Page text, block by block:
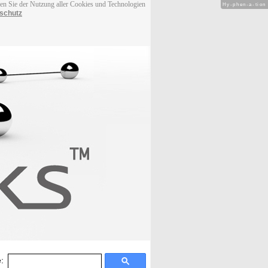
Sie der Nutzung aller Cookies und Technologien
Hy-phen-a-tion